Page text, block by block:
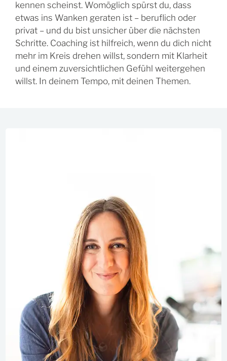
kennen scheinst. Womöglich spürst du, dass
etwas ins Wanken geraten ist – beruflich oder
privat – und du bist unsicher über die nächsten
Schritte. Coaching ist hilfreich, wenn du dich nicht
mehr im Kreis drehen willst, sondern mit Klarheit
und einem zuversichtlichen Gefühl weitergehen
willst. In deinem Tempo, mit deinen Themen.